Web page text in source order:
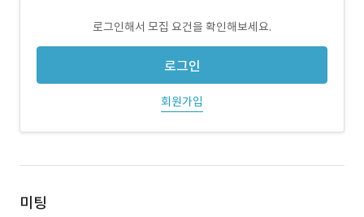
로그인해서 모집 요건을 확인해보세요.
로그인
회원가입
미팅